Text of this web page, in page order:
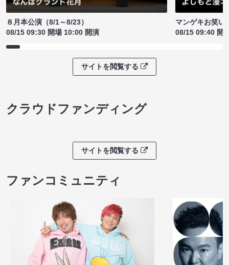
８月本公演（8/1～8/23）
08/15 09:30 開場 10:00 開演
マンゲキお笑い
08/15 09:40 開
サイトを閲覧する
クラウドファンディング
サイトを閲覧する
ファンコミュニティ